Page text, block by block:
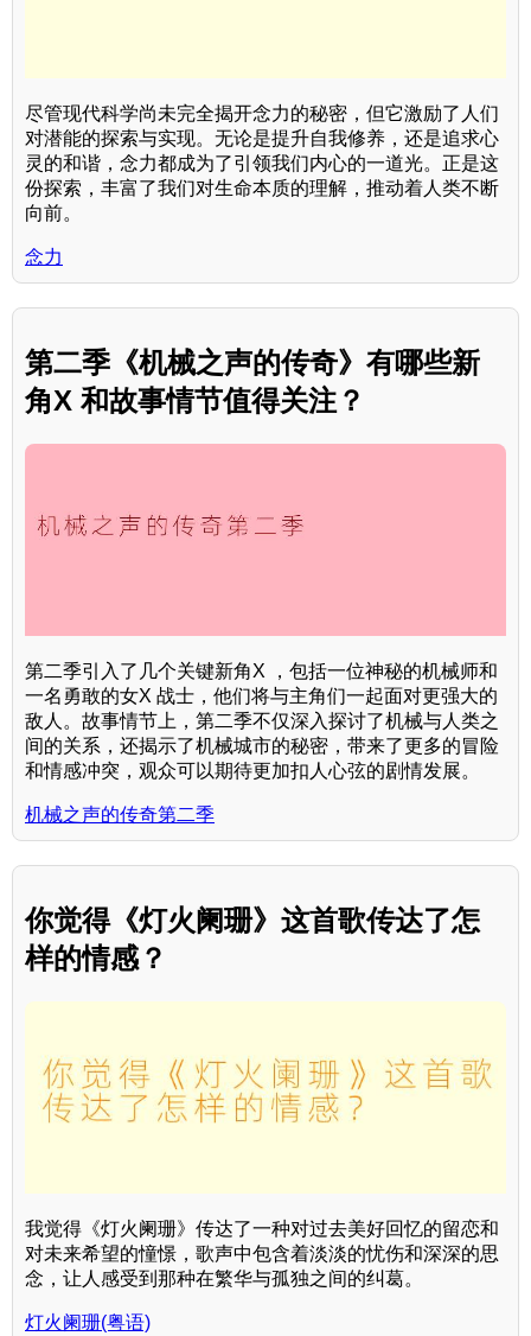
尽管现代科学尚未完全揭开念力的秘密，但它激励了人们
对潜能的探索与实现。无论是提升自我修养，还是追求心
灵的和谐，念力都成为了引领我们内心的一道光。正是这
份探索，丰富了我们对生命本质的理解，推动着人类不断
向前。
念力
第二季《机械之声的传奇》有哪些新
角X 和故事情节值得关注？
第二季引入了几个关键新角X ，包括一位神秘的机械师和
一名勇敢的女X 战士，他们将与主角们一起面对更强大的
敌人。故事情节上，第二季不仅深入探讨了机械与人类之
间的关系，还揭示了机械城市的秘密，带来了更多的冒险
和情感冲突，观众可以期待更加扣人心弦的剧情发展。
机械之声的传奇第二季
你觉得《灯火阑珊》这首歌传达了怎
样的情感？
我觉得《灯火阑珊》传达了一种对过去美好回忆的留恋和
对未来希望的憧憬，歌声中包含着淡淡的忧伤和深深的思
念，让人感受到那种在繁华与孤独之间的纠葛。
灯火阑珊(粤语)